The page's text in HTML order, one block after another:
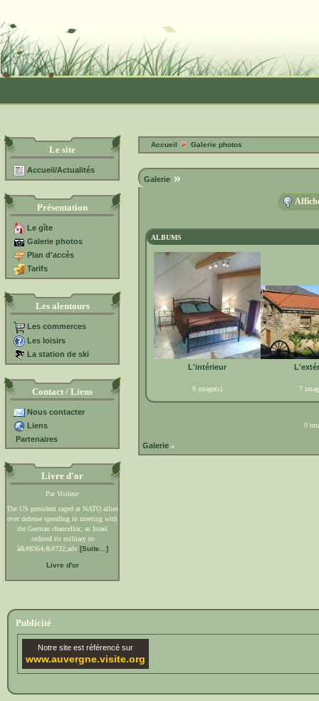
Le site
Accueil/Actualités
Présentation
Le gîte
Galerie photos
Plan d'accès
Tarifs
Les alentours
Les commerces
Les loisirs
La station de ski
Contact / Liens
Nous contacter
Liens
Partenaires
Livre d'or
Par Visiteur
The US president raged at NATO allies
over defense spending in meeting with
the German chancellor, as Israel
ordered its military to
â&#8364;&#732;adv [Suite...]
Livre d'or
Accueil Galerie photos
Galerie »
ALBUMS
L'intérieur
9 image(s) 7
0
Galerie »
Publicité
Notre site est référencé sur
www.auvergne.visite.org